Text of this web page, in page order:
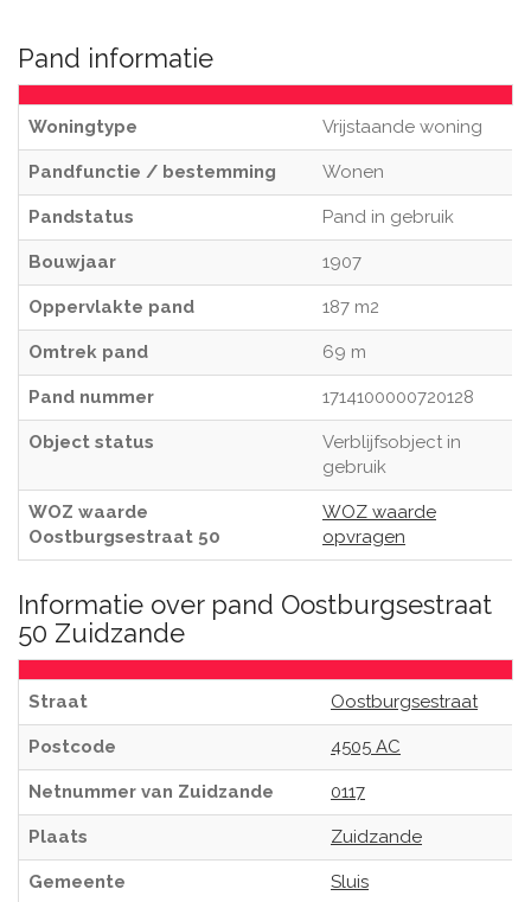
Pand informatie
Woningtype Vrijstaande woning
Pandfunctie / bestemming Wonen
Pandstatus Pand in gebruik
Bouwjaar 1907
Oppervlakte pand 187 m2
Omtrek pand 69 m
Pand nummer 1714100000720128
Object status
Verblijfsobject in
gebruik
WOZ waarde
Oostburgsestraat 50
WOZ waarde
opvragen
Informatie over pand Oostburgsestraat
50 Zuidzande
Straat Oostburgsestraat
Postcode 4505 AC
Netnummer van Zuidzande 0117
Plaats Zuidzande
Gemeente Sluis